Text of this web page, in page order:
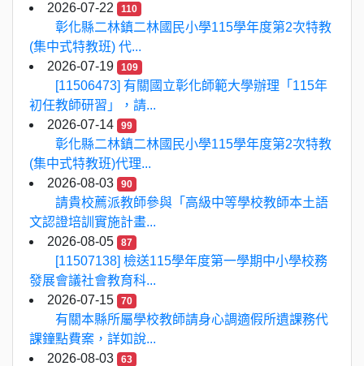
2026-07-22
110
彰化縣二林鎮二林國民小學115學年度第2次特教
(集中式特教班) 代...
2026-07-19
109
[11506473] 有關國立彰化師範大學辦理「115年
初任教師研習」，請...
2026-07-14
99
彰化縣二林鎮二林國民小學115學年度第2次特教
(集中式特教班)代理...
2026-08-03
90
請貴校薦派教師參與「高級中等學校教師本土語
文認證培訓實施計畫...
2026-08-05
87
[11507138] 檢送115學年度第一學期中小學校務
發展會議社會教育科...
2026-07-15
70
有關本縣所屬學校教師請身心調適假所遺課務代
課鐘點費案，詳如說...
2026-08-03
63